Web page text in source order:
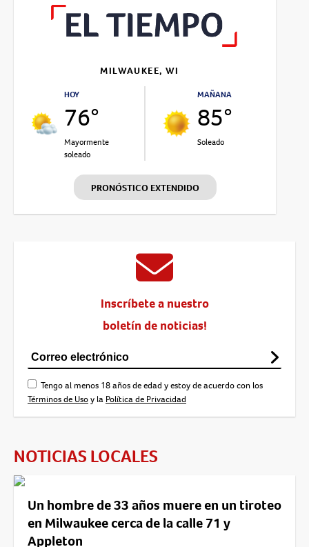
MILWAUKEE, WI
HOY
76°
Mayormente
soleado
MAÑANA
85°
Soleado
PRONÓSTICO EXTENDIDO
Inscríbete a nuestro
boletín de noticias!
Tengo al menos 18 años de edad y estoy de acuerdo con los
Términos de Usoy la Política de Privacidad
NOTICIAS LOCALES
Un hombre de 33 años muere en un tiroteo
en Milwaukee cerca de la calle 71 y
Appleton